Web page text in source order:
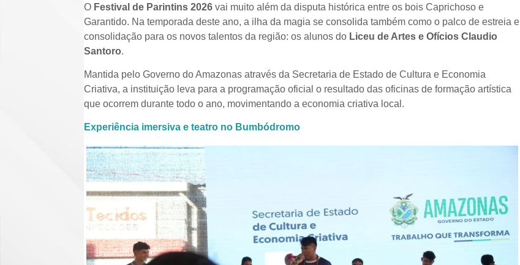
O Festival de Parintins 2026 vai muito além da disputa histórica entre os bois Caprichoso e
Garantido. Na temporada deste ano, a ilha da magia se consolida também como o palco de estreia e
consolidação para os novos talentos da região: os alunos do Liceu de Artes e Ofícios Claudio
Santoro.
Mantida pelo Governo do Amazonas através da Secretaria de Estado de Cultura e Economia
Criativa, a instituição leva para a programação oficial o resultado das oficinas de formação artística
que ocorrem durante todo o ano, movimentando a economia criativa local.
Experiência imersiva e teatro no Bumbódromo